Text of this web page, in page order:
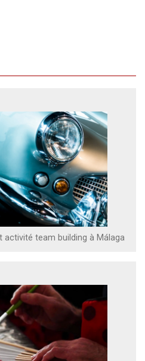
activité team building à Málaga